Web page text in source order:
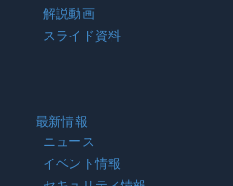
解説動画
スライド資料
最新情報
ニュース
イベント情報